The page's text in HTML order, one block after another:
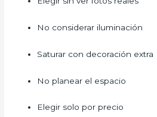
No considerar iluminación
Saturar con decoración extra
No planear el espacio
Elegir solo por precio